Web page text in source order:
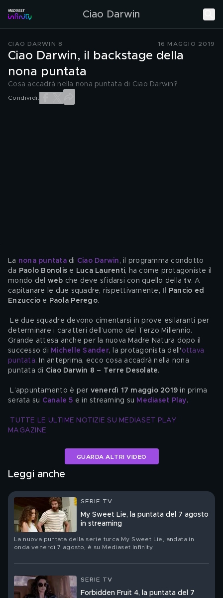
Ciao Darwin
CIAO DARWIN 8 16 MAGGIO 2019
Ciao Darwin, il backstage della
nona puntata
Cosa accadrà nella nona puntata di Ciao Darwin?
Condividi:
La nona puntata di Ciao Darwin , il programma condotto
da Paolo Bonolis e Luca Laurenti, ha come protagoniste il
mondo del web che deve sfidarsi con quello della tv. A
capitanare le due squadre, rispettivamente,
Il Pancio ed
Enzuccio e Paola Perego.
determinare i caratteri dell’uomo del Terzo Millennio.
Grande attesa anche per la nuova Madre Natura dopo il
successo di Michelle Sander, la protagonista dell' ottava
puntata. In anteprima, ecco cosa accadrà nella nona
puntata di Ciao Darwin 8 – Terre Desolate.
L’appuntamento è per venerdì 17 maggio 2019 in prima
serata su Canale 5 e in streaming su Mediaset Play.
TUTTE LE ULTIME NOTIZIE SU MEDIASET PLAY
MAGAZINE
GUARDA ALTRI VIDEO
Leggi anche
SERIE TV
My Sweet Lie, la puntata del 7 agosto
in streaming
La nuova puntata della serie turca My Sweet Lie, andata in
onda venerdì 7 agosto, è su Mediaset Infinity
SERIE TV
Forbidden Fruit 4, la puntata del 7